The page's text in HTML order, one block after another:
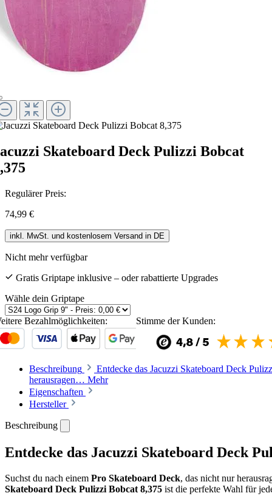
Skateboard Deck Pulizzi Bobcat
Regulärer Preis:
74,99 €
inkl. MwSt. und kostenlosem Versand in DE
Nicht mehr verfügbar
Gratis Griptape inklusive – oder rabattierte Upgrades
Wähle dein Griptape
Bezahlmöglichkeiten: Stimme der Kunden:
Beschreibung
Entdecke das Jacuzzi Skateboard Deck
herausragen… Mehr
Eigenschaften
Hersteller
Beschreibung
Entdecke das Jacuzzi Skateboard Deck
Suchst du nach einem Pro Skateboard Deck, das nicht nur
Skateboard Deck Pulizzi Bobcat 8,375 ist die perfekte Wahl für